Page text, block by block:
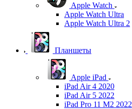
Apple Watch
Apple Watch Ultra
Apple Watch Ultra 2
Планшеты
Apple iPad
iPad Air 4 2020
iPad Air 5 2022
iPad Pro 11 M2 2022